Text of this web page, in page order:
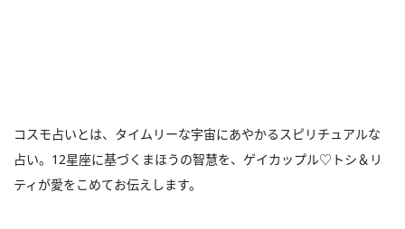
コスモ占いとは、タイムリーな宇宙にあやかるスピリチュアルな
占い。12星座に基づくまほうの智慧を、ゲイカップル♡トシ＆リ
ティが愛をこめてお伝えします。